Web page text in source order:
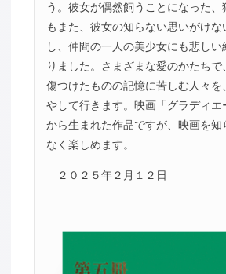
う。彼女が偶然飼うことになった、
もまた、彼女の知らない思いがけな
し、仲間の一人の美少女にも悲しい
りました。さまざまな愛のかたち
傷つけたものの記憶に苦しむ人々を
やして行きます。映画「グラディエ
から生まれた作品ですが、映画を知
なく楽しめます。
２０２５年２月１２日